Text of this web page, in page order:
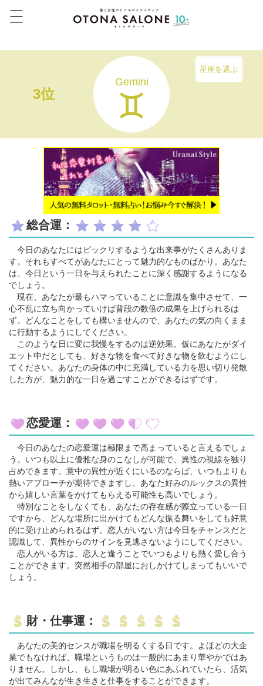
3位
Gemini
星座を選ぶ
総合運：
今日のあなたにはビックリするような出来事がたくさんありま
す。それもすべてがあなたにとって魅力的なものばかり。あなた
は、今日という一日を与えられたことに深く感謝するようになる
でしょう。
現在、あなたが最もハマっていることに意識を集中させて、一
心不乱に立ち向かっていけば普段の数倍の成果を上げられるは
ず。どんなことをしても構いませんので、あなたの気の向くまま
に行動するようにしてください。
このような日に変に我慢をするのは逆効果。仮にあなたがダイ
エット中だとしても、好きな物を食べて好きな物を飲むようにし
てください。あなたの身体の中に充満している力を思い切り発散
した方が、魅力的な一日を過ごすことができるはずです。
恋愛運：
今日のあなたの恋愛運は極限まで高まっていると言えるでしょ
う。いつも以上に優雅な身のこなしが可能で、異性の視線を独り
占めできます。意中の異性が近くにいるのならば、いつもよりも
熱いアプローチが期待できますし、あなた好みのルックスの異性
から嬉しい言葉をかけてもらえる可能性も高いでしょう。
特別なことをしなくても、あなたの存在感が際立っている一日
ですから、どんな場所に出かけてもどんな振る舞いをしても好意
的に受け止められるはず。恋人がいない方は今日をチャンスだと
認識して、異性からのサインを見逃さないようにしてください。
恋人がいる方は、恋人と逢うことでいつもよりも熱く愛し合う
ことができます。突然相手の部屋におしかけてしまってもいいで
しょう。
財・仕事運：
あなたの美的センスが職場を明るくする日です。よほどの大企
業でもなければ、職場というものは一般的にあまり華やかではあ
りません。しかし、もし職場が明るい色にあふれていたら、活気
が出てみんなが生き生きと仕事をすることができます。